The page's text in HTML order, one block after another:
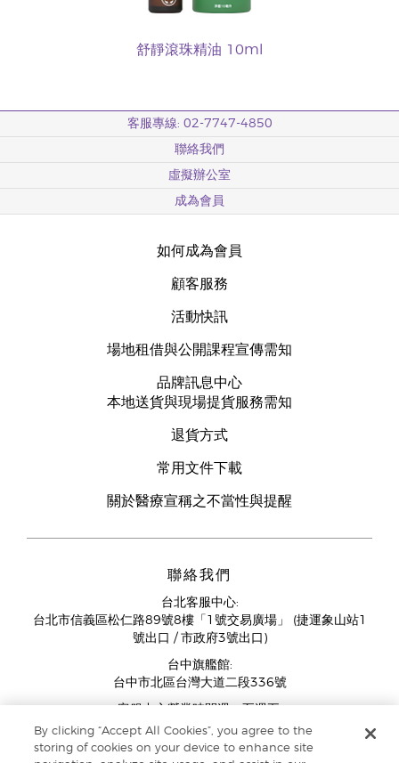
舒靜滾珠精油 10ml
客服專線: 02-7747-4850
聯絡我們
虛擬辦公室
成為會員
如何成為會員
顧客服務
活動快訊
場地租借與公開課程宣傳需知
品牌訊息中心
本地送貨與現場提貨服務需知
退貨方式
常用文件下載
關於醫療宣稱之不當性與提醒
聯絡我們
台北客服中心:
台北市信義區松仁路89號8樓「1號交易廣場」 (捷運象山站1
號出口 / 市政府3號出口)
台中旗艦館:
台中市北區台灣大道二段336號
11:00AM - 07:00PM
(例假日與國定假日除外)
By clicking “Accept All Cookies”, you agree to the
storing of cookies on your device to enhance site